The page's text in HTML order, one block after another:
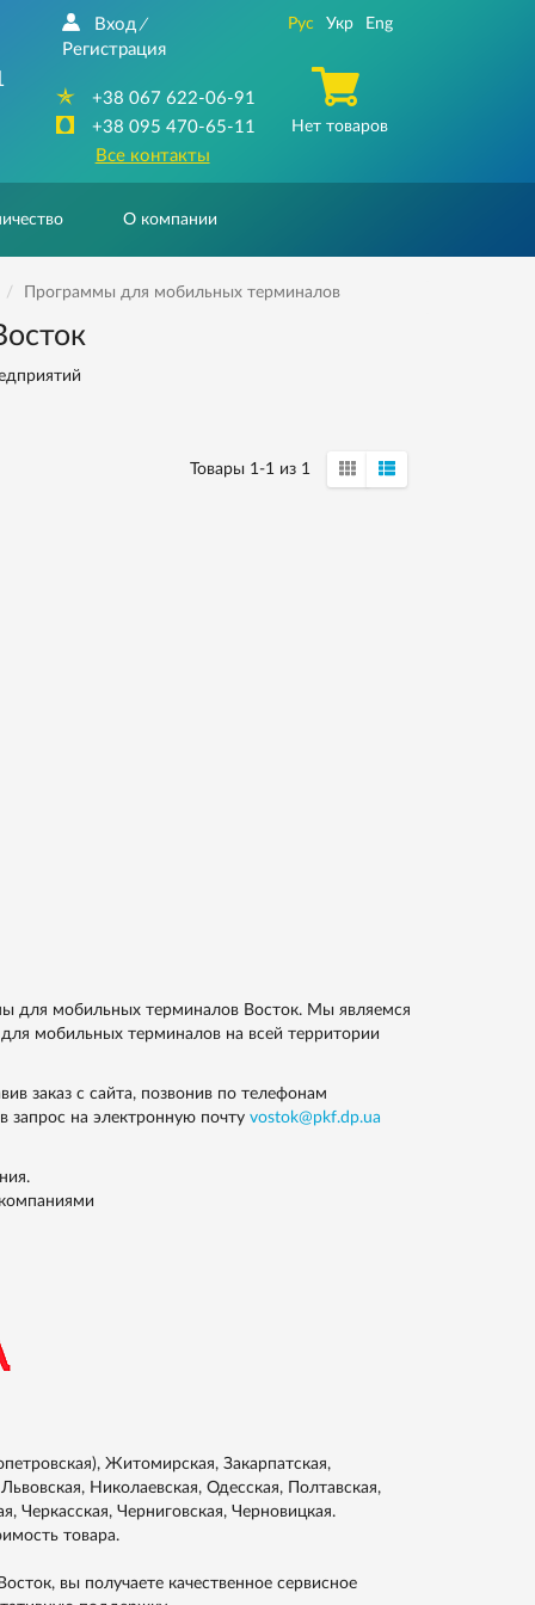
Вход /
Регистрация
+38 067 622-06-91
+38 095 470-65-11
Все контакты
Рус Укр Eng
Нет товаров
О компании
Программы для мобильных терминалов
Товары 1-1 из 1
для мобильных терминалов Восток. Мы являемся
мобильных терминалов на всей территории
заказ с сайта, позвонив по телефонам
запрос на электронную почту vostok@pkf.dp.ua
Житомирская, Закарпатская,
Николаевская, Одесская, Полтавская,
Черкасская, Черниговская, Черновицкая.
товара.
вы получаете качественное сервисное